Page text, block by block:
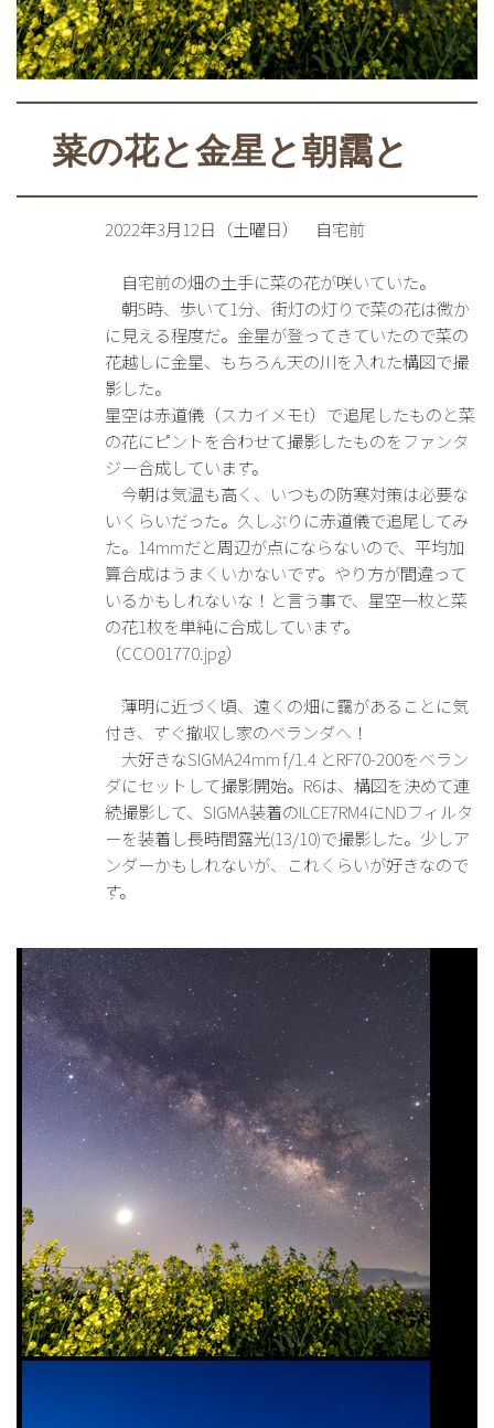
菜の花と金星と朝靄と
2022年3月12日（土曜日） 自宅前
自宅前の畑の土手に菜の花が咲いていた。
朝5時、歩いて1分、街灯の灯りで菜の花は微か
に見える程度だ。金星が登ってきていたので菜の
花越しに金星、もちろん天の川を入れた構図で撮
影した。
星空は赤道儀（スカイメモt）で追尾したものと菜
の花にピントを合わせて撮影したものをファンタ
ジー合成しています。
今朝は気温も高く、いつもの防寒対策は必要な
いくらいだった。久しぶりに赤道儀で追尾してみ
た。14mmだと周辺が点にならないので、平均加
算合成はうまくいかないです。やり方が間違って
いるかもしれないな！と言う事で、星空一枚と菜
の花1枚を単純に合成しています。
（CCO01770.jpg）
薄明に近づく頃、遠くの畑に靄があることに気
付き、すぐ撤収し家のベランダへ！
大好きなSIGMA24mm f/1.4 とRF70-200をベラン
ダにセットして撮影開始。R6は、構図を決めて連
続撮影して、SIGMA装着のILCE7RM4にNDフィルタ
ーを装着し長時間露光(13/10)で撮影した。少しア
ンダーかもしれないが、これくらいが好きなので
す。